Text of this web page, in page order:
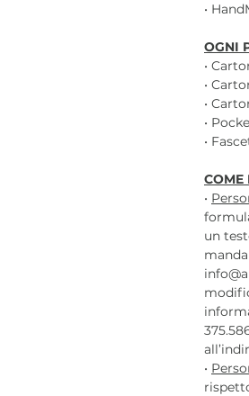
•
OGNI
•
•
•
•
•
COME
•
un
•